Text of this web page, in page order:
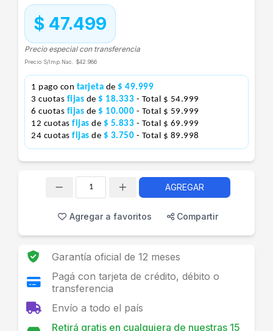
$ 47.499
Precio especial con transferencia
Precio S/Imp.Nac. $42.986
1 pago con tarjeta de $ 49.999
3 cuotas fijas de $ 18.333 - Total $ 54.999
6 cuotas fijas de $ 10.000 - Total $ 59.999
12 cuotas fijas de $ 5.833 - Total $ 69.999
24 cuotas fijas de $ 3.750 - Total $ 89.998
AGREGAR
Agregar a favoritos Compartir
Garantía oficial de 12 meses
Pagá con tarjeta de crédito, débito o
transferencia
Envío a todo el país
Retirá gratis en cualquiera de nuestras 15